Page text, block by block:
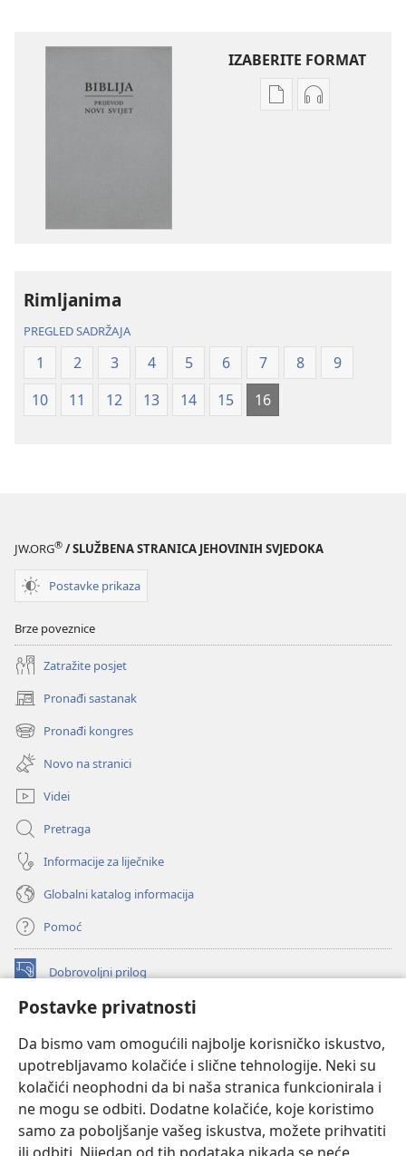
Postavke privatnosti
Da bismo vam omogućili najbolje korisničko iskustvo,
upotrebljavamo kolačiće i slične tehnologije. Neki su
kolačići neophodni da bi naša stranica funkcionirala i
ne mogu se odbiti. Dodatne kolačiće, koje koristimo
samo za poboljšanje vašeg iskustva, možete prihvatiti
IZABERITE FORMAT
PostavkePostavke
Rimljanima
PREGLED SADRŽAJA
1 2 3 4 5 6 7 8
9
10
11 12 13 14 15 16
JW.ORG® / SLUŽBENA STRANICA JEHOVINIH SVJEDOKA
Postavke prikaza
Brze poveznice
Zatražite posjet
Pronađi sastanak
(otvara
se
novi
prozor)
Pronađi kongres
(otvara
se
novi
prozor)
Novo na stranici
Videi
Pretraga
Informacije za liječnike
Globalni katalog informacija
Pomoć
Dobrovoljni prilog
(otvara
novi
INTERNETSKA BIBLIOTEKA Watchtower
se
novi
prozor)
JW Hub
(otvara
se
novi
JW Library
Watchtower Library